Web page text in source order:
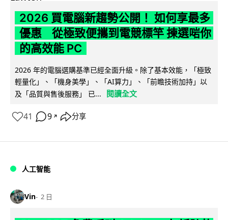
2026 買電腦新趨勢公開！ 如何享最多
優惠 從極致便攜到電競標竿 揀選啱你
的高效能 PC
2026 年的電腦選購基準已經全面升級。除了基本效能，「極致
輕量化」、「機身美學」、「AI算力」、「前瞻技術加持」以
及「品質與售後服務」 已...
閱讀全文
41 9 ↗ 分享
人工智能
Vin 2 日